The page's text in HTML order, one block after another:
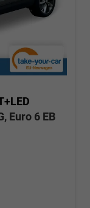
Euro 6 EB